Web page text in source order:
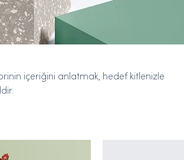
içeriğini anlatmak, hedef kitlenizle